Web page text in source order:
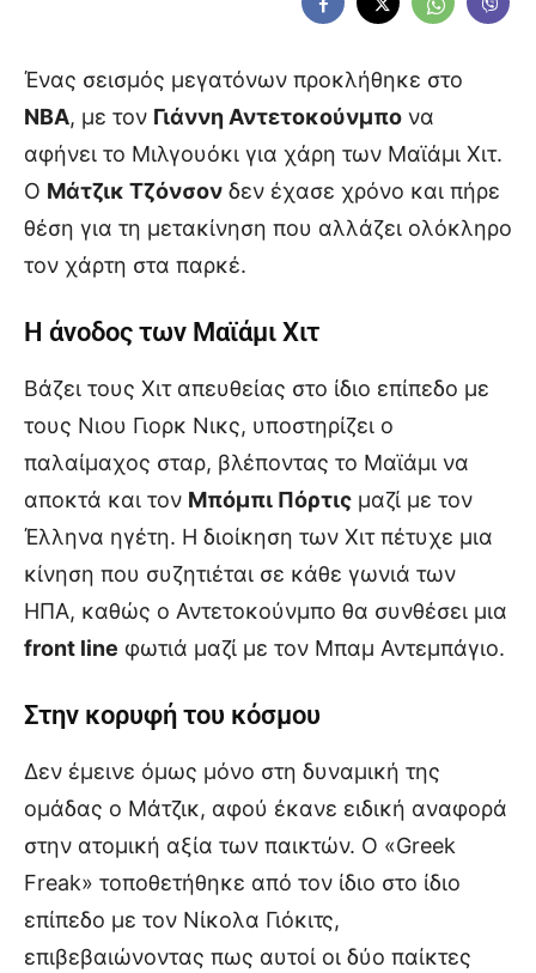
Ένας σεισμός μεγατόνων προκλήθηκε στο
ΝΒΑ, με τον Γιάννη Αντετοκούνμπο να
αφήνει το Μιλγουόκι για χάρη των Μαϊάμι Χιτ.
Ο Μάτζικ Τζόνσον δεν έχασε χρόνο και πήρε
θέση για τη μετακίνηση που αλλάζει ολόκληρο
τον χάρτη στα παρκέ.
Η άνοδος των Μαϊάμι Χιτ
Βάζει τους Χιτ απευθείας στο ίδιο επίπεδο με
τους Νιου Γιορκ Νικς, υποστηρίζει ο
παλαίμαχος σταρ, βλέποντας το Μαϊάμι να
αποκτά και τον Μπόμπι Πόρτις μαζί με τον
Έλληνα ηγέτη. Η διοίκηση των Χιτ πέτυχε μια
κίνηση που συζητιέται σε κάθε γωνιά των
ΗΠΑ, καθώς ο Αντετοκούνμπο θα συνθέσει μια
front line φωτιά μαζί με τον Μπαμ Αντεμπάγιο.
Στην κορυφή του κόσμου
Δεν έμεινε όμως μόνο στη δυναμική της
ομάδας ο Μάτζικ, αφού έκανε ειδική αναφορά
στην ατομική αξία των παικτών. Ο «Greek
Freak» τοποθετήθηκε από τον ίδιο στο ίδιο
επίπεδο με τον Νίκολα Γιόκιτς,
επιβεβαιώνοντας πως αυτοί οι δύο παίκτες